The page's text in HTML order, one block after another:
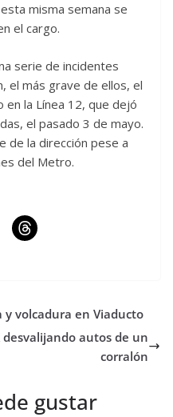
misma semana se
el cargo.
serie de incidentes
el más grave de ellos, el
la Línea 12, que dejó
el pasado 3 de mayo.
de la dirección pese a
del Metro.
y volcadura en Viaducto
desvalijando autos de un
corralón
gustar